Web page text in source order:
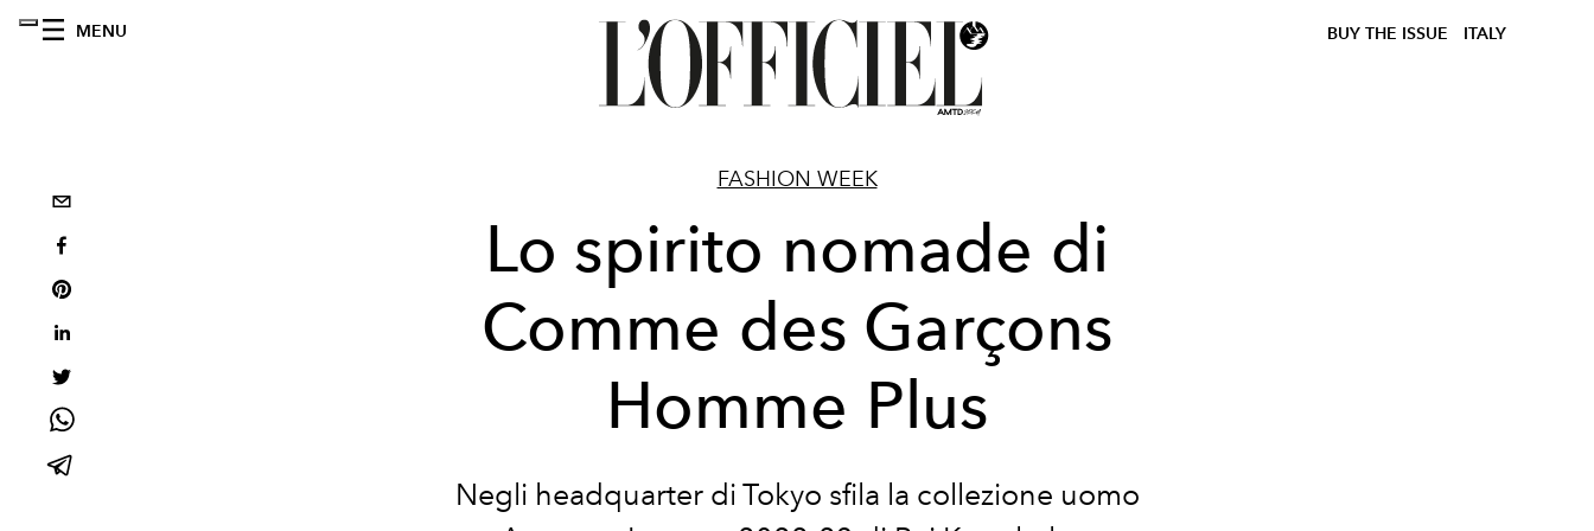
MENU BUY THE ISSUE ITALY
FASHION WEEK
Lo spirito nomade di
Comme des Garçons
Homme Plus
Negli headquarter di Tokyo sfila la collezione uomo